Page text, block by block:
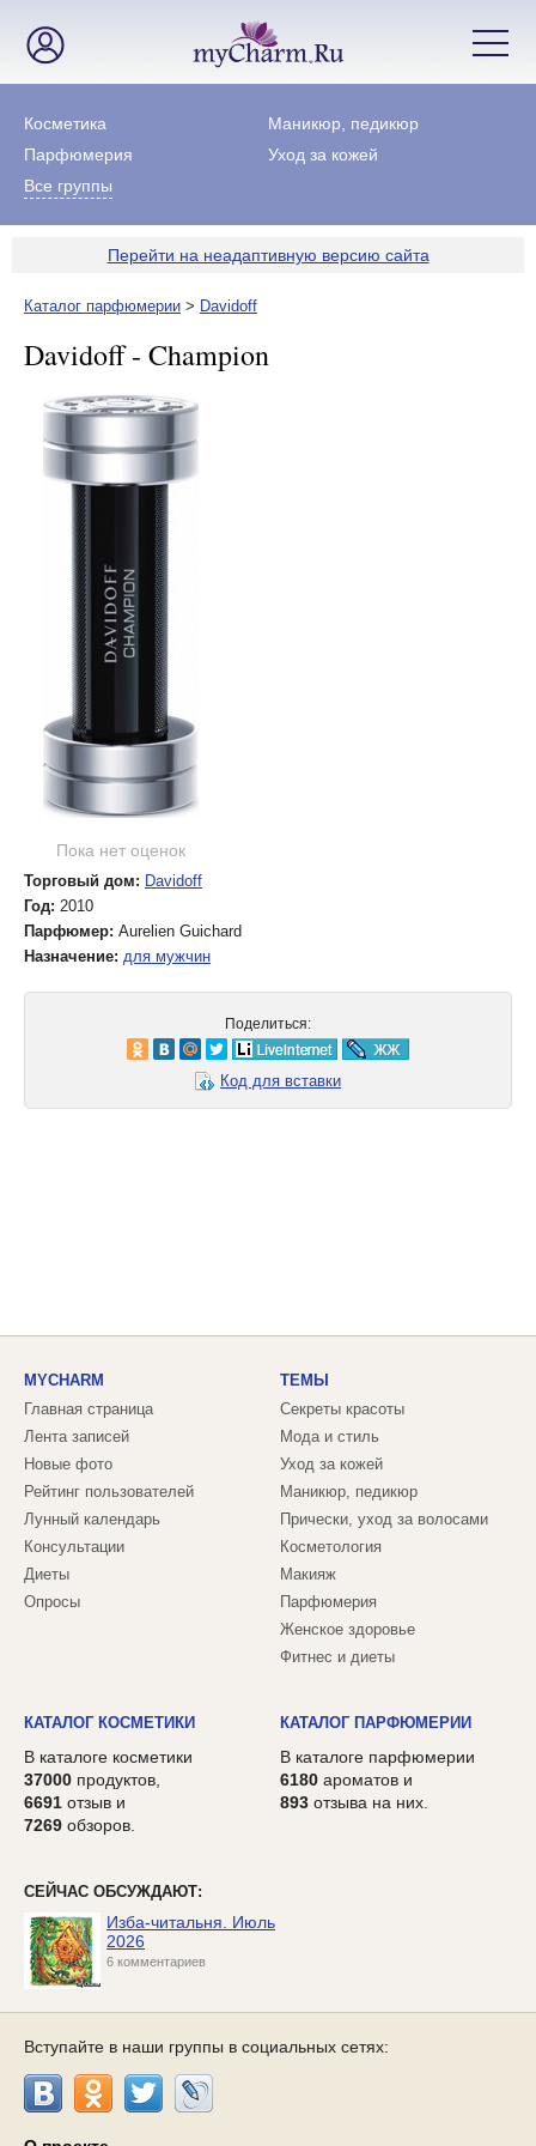
Косметика
Маникюр, педикюр
Парфюмерия
Уход за кожей
Все группы
Перейти на неадаптивную версию сайта
Каталог парфюмерии > Davidoff
Davidoff - Champion
Пока нет оценок
Торговый дом: Davidoff
Год: 2010
Парфюмер: Aurelien Guichard
Назначение: для мужчин
Поделиться:
Код для вставки
MYCHARM
Главная страница
Лента записей
Новые фото
Рейтинг пользователей
Лунный календарь
Консультации
Диеты
Опросы
ТЕМЫ
Секреты красоты
Мода и стиль
Уход за кожей
Маникюр, педикюр
Прически, уход за волосами
Косметология
Макияж
Парфюмерия
Женское здоровье
Фитнес и диеты
КАТАЛОГ КОСМЕТИКИ
В каталоге косметики
37000 продуктов,
6691 отзыв и
7269 обзоров.
КАТАЛОГ ПАРФЮМЕРИИ
В каталоге парфюмерии
6180 ароматов и
893 отзыва на них.
СЕЙЧАС ОБСУЖДАЮТ:
Изба-читальня. Июль
2026
6 комментариев
Вступайте в наши группы в социальных сетях: